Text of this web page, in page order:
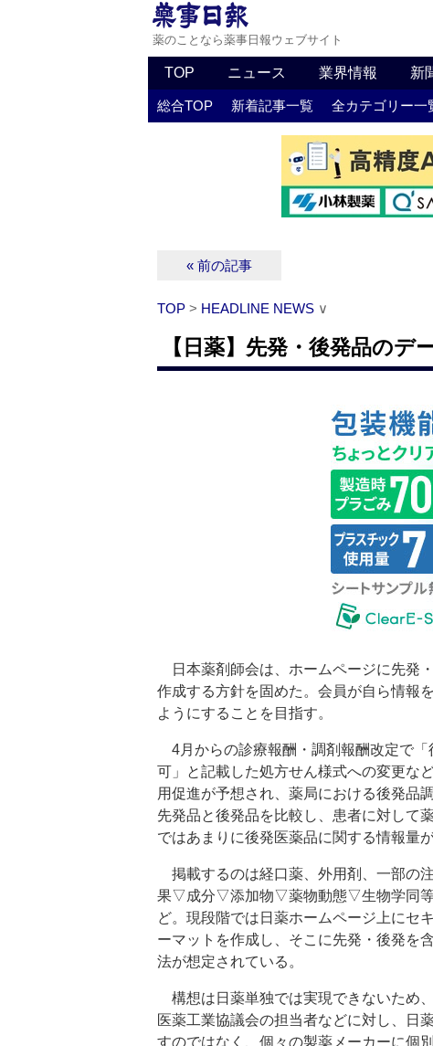
薬のことなら薬事日報ウェブサイト
TOP ニュース 業界情報 新
総合TOP 新着記事一覧 全カテゴリー一
« 前の記事
TOP > HEADLINE NEWS ∨
【日薬】先発・後発品のデ
日本薬剤師会は、ホームページに先発
作成する方針を固めた。会員が自ら情報
ようにすることを目指す。
4月からの診療報酬・調剤報酬改定で「
可」と記載した処方せん様式への変更な
用促進が予想され、薬局における後発品
先発品と後発品を比較し、患者に対して
ではあまりに後発医薬品に関する情報量
掲載するのは経口薬、外用剤、一部の
果▽成分▽添加物▽薬物動態▽生物学同等
ど。現段階では日薬ホームページ上にセ
ーマットを作成し、そこに先発・後発を
法が想定されている。
構想は日薬単独では実現できないため
医薬工業協議会の担当者などに対し、日
すのではなく、個々の製薬メーカーに個